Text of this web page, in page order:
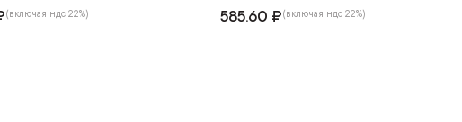
(включая ндс 22%) 585.60 ₽(включая ндс 22%)